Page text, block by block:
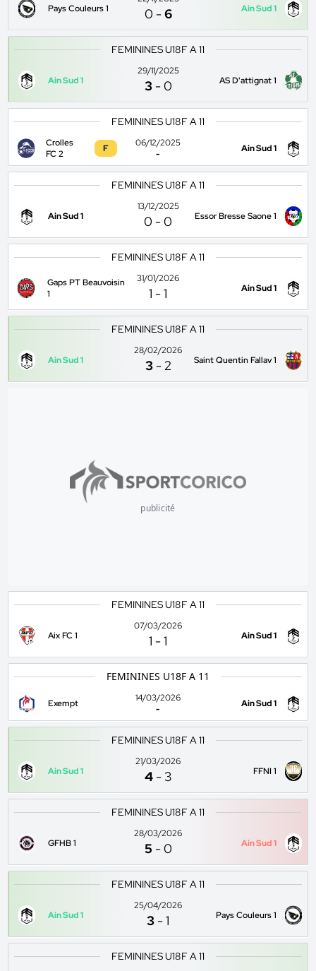
Pays Couleurs 1 0 -6 Ain Sud 1
FEMININES U18F A 11
Ain Sud 1
29/11/2025
3 -0 AS D'attignat 1
FEMININES U18F A 11
Crolles
FC 2
F
06/12/2025
-
Ain Sud 1
FEMININES U18F A 11
Ain Sud 1
13/12/2025
0 -0 Essor Bresse Saone 1
FEMININES U18F A 11
Gaps PT Beauvoisin
1
31/01/2026
1 -1 Ain Sud 1
FEMININES U18F A 11
Ain Sud 1
28/02/2026
3 -2 Saint Quentin Fallav 1
publicité
FEMININES U18F A 11
Aix FC 1
07/03/2026
1 -1 Ain Sud 1
FEMININES U18F A 11
Exempt
14/03/2026
-
Ain Sud 1
FEMININES U18F A 11
Ain Sud 1
21/03/2026
4 - 3 FFNI 1
FEMININES U18F A 11
GFHB 1
28/03/2026
5 -0 Ain Sud 1
FEMININES U18F A 11
Ain Sud 1
25/04/2026
3 -1 Pays Couleurs 1
FEMININES U18F A 11